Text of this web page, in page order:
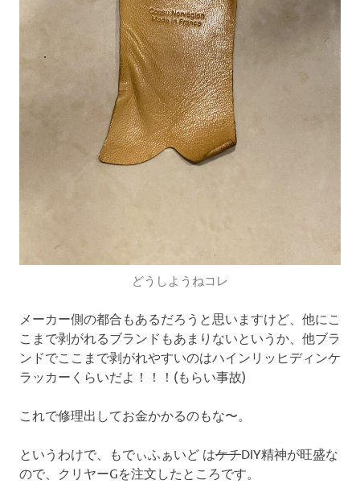
どうしようねコレ
メーカー側の都合もあるだろうと思いますけど、他にこ
こまで剥がれるブランドもあまりないというか、他ブラ
ンドでここまで剥がれやすいのはハインリッヒディンケ
ラッカーくらいだよ！！！(もらい事故)
これで修理出してお金かかるのもな〜。
というわけで、もでぃふぁいど はケチDIY精神が旺盛な
ので、クリヤーGを注文したところです。